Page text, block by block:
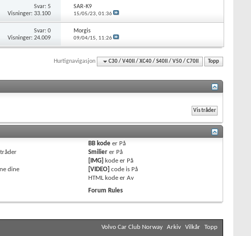
Svar: 5
Visninger: 33.100
SAR-K9
15/05/23, 01:36
Svar: 0
Visninger: 24.009
Morgis
09/04/15, 11:26
Hurtignavigasjon C30 / V40II / XC40 / S40II / V50 / C70II Topp
dine
BB kode er På
Smilier er På
[IMG] kode er På
[VIDEO] code is På
HTML kode erAv
Forum Rules
Volvo Car Club Norway Arkiv Vilkår Topp